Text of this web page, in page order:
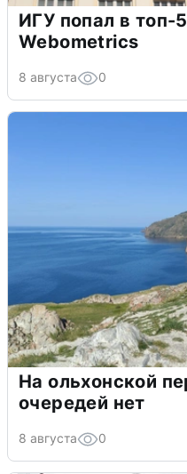
ИГУ попал в топ-
Webometrics
8 августа 0
На ольхонской
очередей нет
8 августа 0